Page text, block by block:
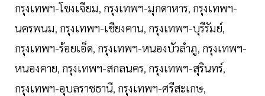
กรุงเทพฯ-โขงเจียม, กรุงเทพฯ-มุกดาหาร, กรุงเทพฯ-
นครพนม, กรุงเทพฯ-เชียงคาน, กรุงเทพฯ-บุรีรัมย์,
กรุงเทพฯ-ร้อยเอ็ด, กรุงเทพฯ-หนองบัวลำภู, กรุงเทพฯ-
หนองคาย, กรุงเทพฯ-สกลนคร, กรุงเทพฯ-สุรินทร์,
กรุงเทพฯ-อุบลราชธานี, กรุงเทพฯ-ศรีสะเกษ,